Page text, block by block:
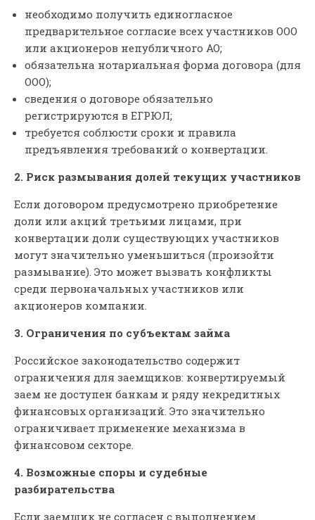
необходимо получить единогласное
предварительное согласие всех участников ООО
или акционеров непубличного АО;
обязательна нотариальная форма договора (для
ООО);
сведения о договоре обязательно
регистрируются в ЕГРЮЛ;
требуется соблюсти сроки и правила
предъявления требований о конвертации.
2. Риск размывания долей текущих участников
Если договором предусмотрено приобретение
доли или акций третьими лицами, при
конвертации доли существующих участников
могут значительно уменьшиться (произойти
размывание). Это может вызвать конфликты
среди первоначальных участников или
акционеров компании.
3. Ограничения по субъектам займа
Российское законодательство содержит
ограничения для заемщиков: конвертируемый
заем не доступен банкам и ряду некредитных
финансовых организаций. Это значительно
ограничивает применение механизма в
финансовом секторе.
4. Возможные споры и судебные
разбирательства
Если заемщик не согласен с выполнением